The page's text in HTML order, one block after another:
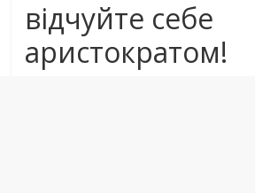
відчуйте себе
аристократом!